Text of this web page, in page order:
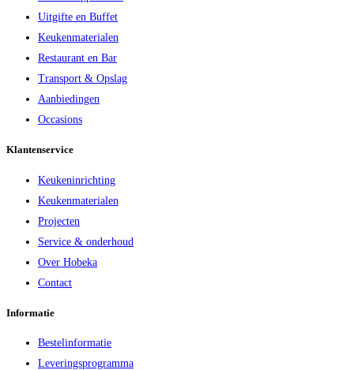
Uitgifte en Buffet
Keukenmaterialen
Restaurant en Bar
Transport & Opslag
Aanbiedingen
Occasions
Klantenservice
Keukeninrichting
Keukenmaterialen
Projecten
Service & onderhoud
Over Hobeka
Contact
Informatie
Bestelinformatie
Leveringsprogramma